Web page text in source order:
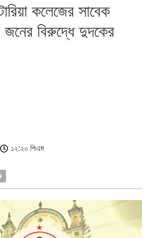
কলেজের সাবেক
বিরুদ্ধে দুদকের
১২:২০ পিএম